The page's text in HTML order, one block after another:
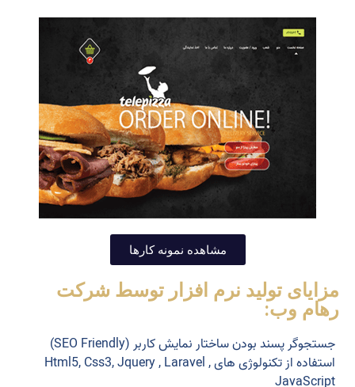
مشاهده نمونه کارها
مزایای تولید نرم افزار توسط شرکت
رهام وب:
جستجوگر پسند بودن ساختار نمایش کاربر (SEO Friendly)
استفاده از تکنولوژی های Html5, Css3, Jquery , Laravel ,
JavaScript